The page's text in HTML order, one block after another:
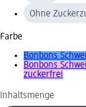
Ohne
Farbe
Bonbons
Bonbons
zuckerfrei
Inhaltsmenge